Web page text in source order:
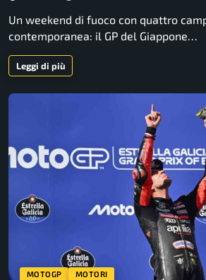
Un weekend di fuoco con quattro
contemporanea: il GP del Giappone…
Leggi di più
MOTOGP MOTORI